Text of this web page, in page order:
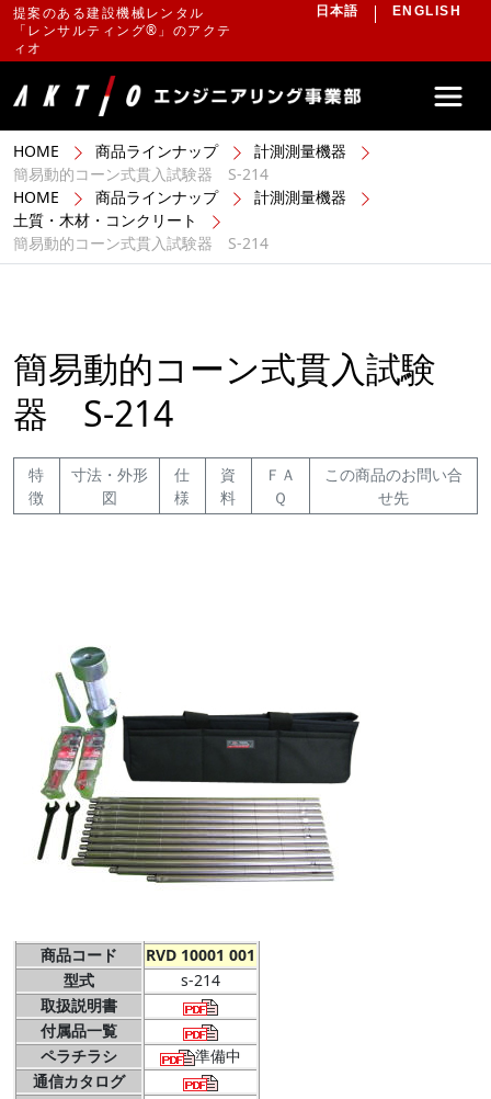
提案のある建設機械レンタル
「レンサルティング®」のアクテ
ィオ
日本語 ENGLISH
HOME 商品ラインナップ
計測測量機器
簡易動的コーン式貫入試験器 S-214
HOME
商品ラインナップ
計測測量機器
土質・木材・コンクリート
簡易動的コーン式貫入試験器 S-214
簡易動的コーン式貫入試験
器 S-214
特
徴
寸法・外形
図
仕
様
資
料
ＦＡ
Ｑ
この商品のお問い合
せ先
商品コード
RVD 10001 001
型式
s-214
取扱説明書
付属品一覧
ペラチラシ
準備中
通信カタログ